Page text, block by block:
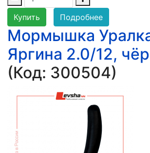
Купить Подробнее
Мормышка
Яргина 2.0/12,
(Код: 300504)